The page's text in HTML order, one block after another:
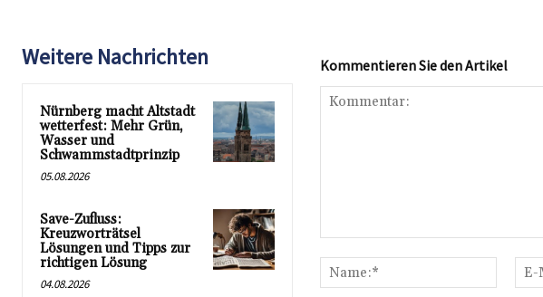
Weitere Nachrichten
Nürnberg macht Altstadt
wetterfest: Mehr Grün,
Wasser und
Schwammstadtprinzip
05.08.2026
Save-Zufluss:
Kreuzworträtsel
Lösungen und Tipps zur
richtigen Lösung
04.08.2026
Kommentieren Sie den Artikel
Name:*